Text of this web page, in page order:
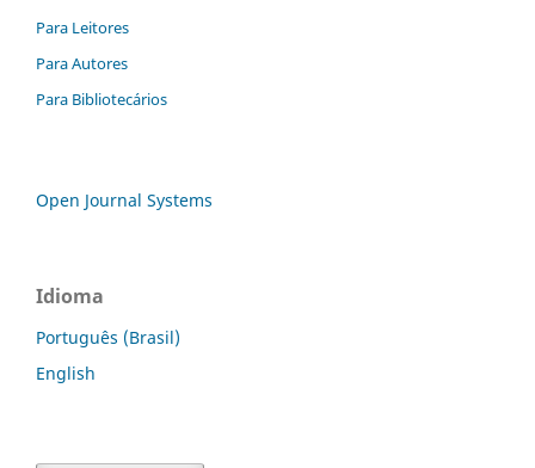
Para Leitores
Para Autores
Para Bibliotecários
Open Journal Systems
Idioma
Português (Brasil)
English